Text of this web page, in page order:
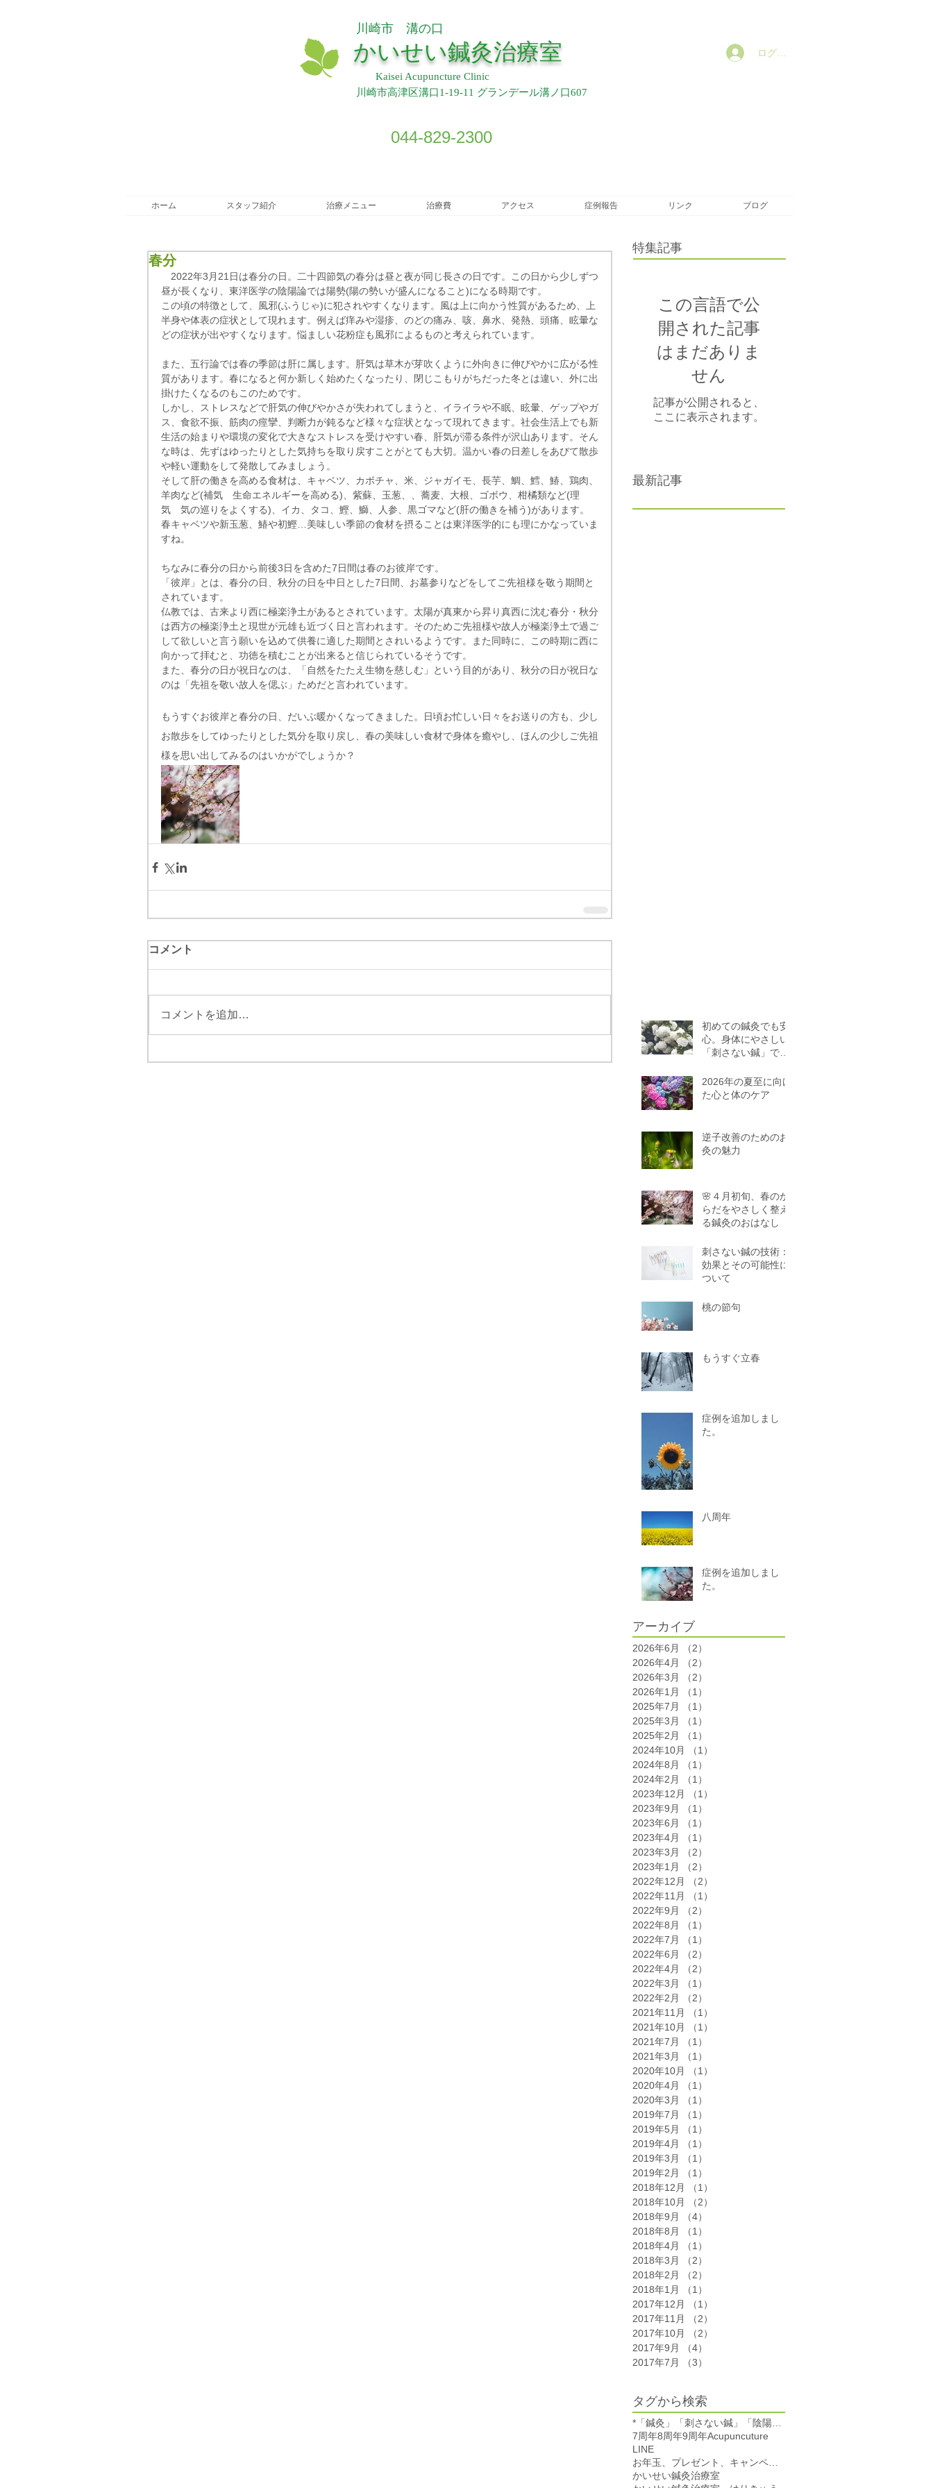
川崎市 溝の口
かいせい鍼灸治療室
Kaisei Acupuncture Clinic
川崎市高津区溝口1-19-11 グランデール溝ノ口607
ログイン
044-829-2300
ホーム スタッフ紹介 治療メニュー 治療費 アクセス 症例報告 リンク ブログ
春分
2022年3月21日は春分の日。二十四節気の春分は昼と夜が同じ長さの日です。この日から少しずつ
昼が長くなり、東洋医学の陰陽論では陽勢(陽の勢いが盛んになること)になる時期です。
この頃の特徴として、風邪(ふうじゃ)に犯されやすくなります。風は上に向かう性質があるため、上
半身や体表の症状として現れます。例えば痒みや湿疹、のどの痛み、咳、鼻水、発熱、頭痛、眩暈な
どの症状が出やすくなります。悩ましい花粉症も風邪によるものと考えられています。
また、五行論では春の季節は肝に属します。肝気は草木が芽吹くように外向きに伸びやかに広がる性
質があります。春になると何か新しく始めたくなったり、閉じこもりがちだった冬とは違い、外に出
掛けたくなるのもこのためです。
しかし、ストレスなどで肝気の伸びやかさが失われてしまうと、イライラや不眠、眩暈、ゲップやガ
ス、食欲不振、筋肉の痙攣、判断力が鈍るなど様々な症状となって現れてきます。社会生活上でも新
生活の始まりや環境の変化で大きなストレスを受けやすい春、肝気が滞る条件が沢山あります。そん
な時は、先ずはゆったりとした気持ちを取り戻すことがとても大切。温かい春の日差しをあびて散歩
や軽い運動をして発散してみましょう。
そして肝の働きを高める食材は、キャベツ、カボチャ、米、ジャガイモ、長芋、鯛、鱈、鰆、鶏肉、
羊肉など(補気　生命エネルギーを高める)、紫蘇、玉葱、、蕎麦、大根、ゴボウ、柑橘類など(理
気　気の巡りをよくする)、イカ、タコ、鰹、鰤、人参、黒ゴマなど(肝の働きを補う)があります。
春キャベツや新玉葱、鰆や初鰹…美味しい季節の食材を摂ることは東洋医学的にも理にかなっていま
すね。
ちなみに春分の日から前後3日を含めた7日間は春のお彼岸です。
「彼岸」とは、春分の日、秋分の日を中日とした7日間、お墓参りなどをしてご先祖様を敬う期間と
されています。
仏教では、古来より西に極楽浄土があるとされています。太陽が真東から昇り真西に沈む春分・秋分
は西方の極楽浄土と現世が元雄も近づく日と言われます。そのためご先祖様や故人が極楽浄土で過ご
して欲しいと言う願いを込めて供養に適した期間とされいるようです。また同時に、この時期に西に
向かって拝むと、功徳を積むことが出来ると信じられているそうです。
また、春分の日が祝日なのは、「自然をたたえ生物を慈しむ」という目的があり、秋分の日が祝日な
のは「先祖を敬い故人を偲ぶ」ためだと言われています。
もうすぐお彼岸と春分の日、だいぶ暖かくなってきました。日頃お忙しい日々をお送りの方も、少し
お散歩をしてゆったりとした気分を取り戻し、春の美味しい食材で身体を癒やし、ほんの少しご先祖
様を思い出してみるのはいかがでしょうか？
コメント
コメントを追加…
特集記事
この言語で公
開された記事
はまだありま
せん
記事が公開されると、
ここに表示されます。
最新記事
初めての鍼灸でも安
心。身体にやさしい
「刺さない鍼」で健
2026年の夏至に向け
た心と体のケア
逆子改善のためのお
灸の魅力
🌸４月初旬、春のか
らだをやさしく整え
る鍼灸のおはなし
刺さない鍼の技術：
効果とその可能性に
ついて
桃の節句
もうすぐ立春
症例を追加しまし
た。
八周年
症例を追加しまし
た。
アーカイブ
2026年6月 （2）
2026年4月
（2）
2026年3月
（2）
2026年1月
（1）
2025年7月
（1）
2025年3月
（1）
2025年2月
（1）
2024年10月
（1）
2024年8月
（1）
2024年2月
（1）
2023年12月
（1）
2023年9月
（1）
2023年6月
（1）
2023年4月
（1）
2023年3月
（2）
2023年1月
（2）
2022年12月
（2）
2022年11月
（1）
2022年9月
（2）
2022年8月
（1）
2022年7月
（1）
2022年6月
（2）
2022年4月
（2）
2022年3月
（1）
2022年2月
（2）
2021年11月
（1）
2021年10月
（1）
2021年7月
（1）
2021年3月
（1）
2020年10月
（1）
2020年4月
（1）
2020年3月
（1）
2019年7月
（1）
2019年5月
（1）
2019年4月
（1）
2019年3月
（1）
2019年2月
（1）
2018年12月
（1）
2018年10月
（2）
2018年9月
（4）
2018年8月
（1）
2018年4月
（1）
2018年3月
（2）
2018年2月
（2）
2018年1月
（1）
2017年12月
（1）
2017年11月
（2）
2017年10月
（2）
2017年9月
（4）
2017年7月
（3）
タグから検索
7周年8周年9周年Acupuncuture
LINE
かいせい鍼灸治療室